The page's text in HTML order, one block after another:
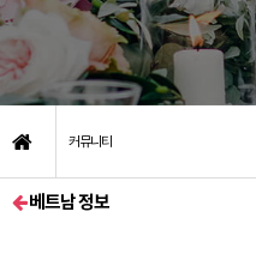
커뮤니티
베트남 정보